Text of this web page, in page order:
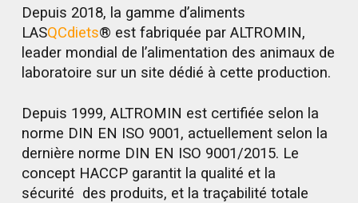
Depuis 2018, la gamme d’aliments
LASQCdiets® est fabriquée par ALTROMIN,
leader mondial de l’alimentation des animaux de
laboratoire sur un site dédié à cette production.
Depuis 1999, ALTROMIN est certifiée selon la
norme DIN EN ISO 9001, actuellement selon la
dernière norme DIN EN ISO 9001/2015. Le
concept HACCP garantit la qualité et la
sécurité des produits, et la traçabilité totale